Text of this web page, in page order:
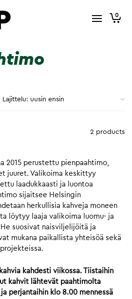
0
2 products
2015 perustettu pienpaahtimo,
juuret. Valikoima keskittyy
laadukkaasti ja luontoa
sijaitsee Helsingin
herkullisia kahveja moneen
löytyy laaja valikoima luomu- ja
suosivat naisviljelijöitä ja
mukana paikallista yhteisöä sekä
kahdesti viikossa. Tiistaihin
kahvit lähtevät paahtimolta
perjantaihin klo 8.00 mennessä